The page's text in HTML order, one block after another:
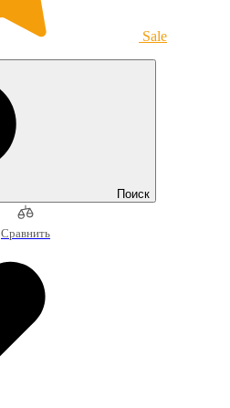
Sale
Поиск
Сравнить